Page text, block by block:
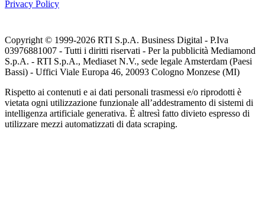
Privacy Policy
Copyright © 1999-2026 RTI S.p.A. Business Digital - P.Iva
03976881007 - Tutti i diritti riservati - Per la pubblicità Mediamond
S.p.A. - RTI S.p.A., Mediaset N.V., sede legale Amsterdam (Paesi
Bassi) - Uffici Viale Europa 46, 20093 Cologno Monzese (MI)
Rispetto ai contenuti e ai dati personali trasmessi e/o riprodotti è
vietata ogni utilizzazione funzionale all’addestramento di sistemi di
intelligenza artificiale generativa. È altresì fatto divieto espresso di
utilizzare mezzi automatizzati di data scraping.